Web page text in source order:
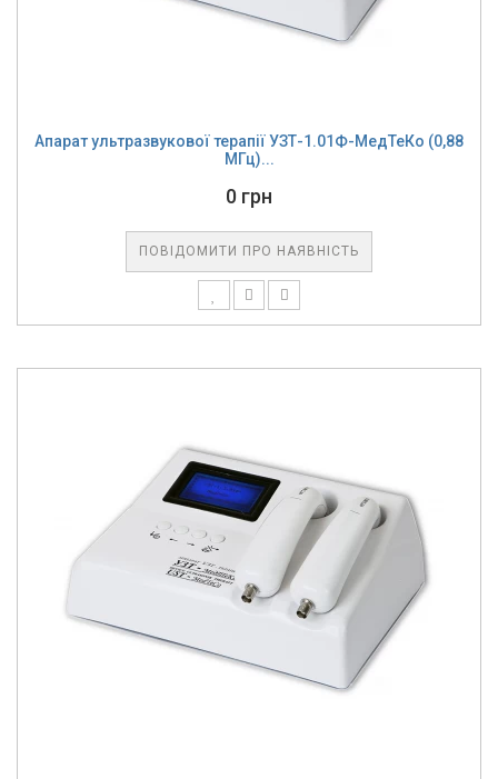
Апарат ультразвукової терапії УЗТ-1.01Ф-МедТеКо (0,88
МГц)...
0 грн
ПОВІДОМИТИ ПРО НАЯВНІСТЬ